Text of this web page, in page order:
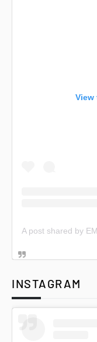
View
INSTAGRAM